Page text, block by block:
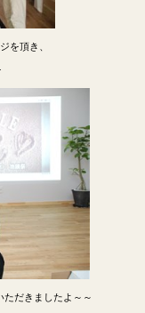
を頂き、
だきましたよ～～